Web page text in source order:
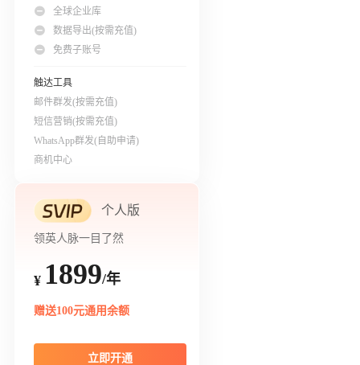
全球企业库
数据导出(按需充值)
免费子账号
触达工具
邮件群发(按需充值)
短信营销(按需充值)
WhatsApp群发(自助申请)
商机中心
个人版
领英人脉一目了然
¥ 1899/年
赠送100元通用余额
立即开通